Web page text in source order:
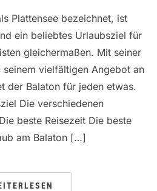
Plattensee bezeichnet, ist
ein beliebtes Urlaubsziel für
gleichermaßen. Mit seiner
vielfältigen Angebot an
der Balaton für jeden etwas.
Die verschiedenen
beste Reisezeit Die beste
am Balaton […]